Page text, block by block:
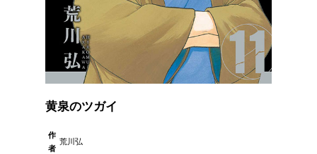
黄泉のツガイ
作
者
荒川弘